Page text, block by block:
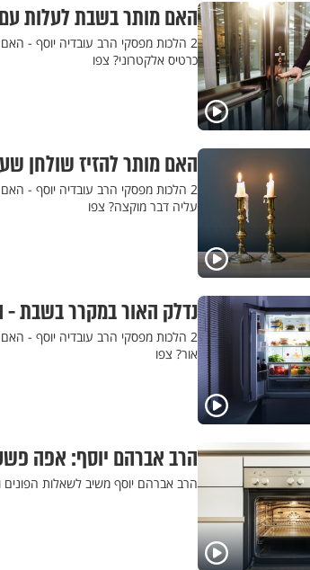
האם מותר בשבת לעלות עם
2 הלכות מפסקי הרב עובדיה יוסף -
כרטיס אלקטרוני? צפו
האם מותר להזיז שולחן
2 הלכות מפסקי הרב עובדיה יוסף -
עליה דבר מוקצה? צפו
נדלק האור במקרר בשבת
2 הלכות מפסקי הרב עובדיה יוסף -
אור? צפו
הרב אברהם יוסף: אפה
הרב אברהם יוסף משיב לשאלות